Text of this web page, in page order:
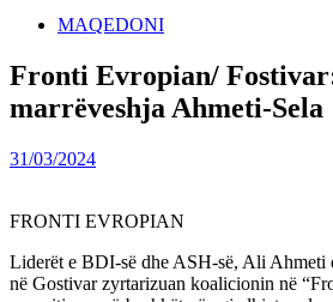
MAQEDONI
Fronti Evropian/
marrëveshja Ahmeti-Sela
31/03/2024
FRONTI EVROPIAN
Liderët e BDI-së dhe ASH-së, Ali Ahmeti
në Gostivar zyrtarizuan koalicionin në